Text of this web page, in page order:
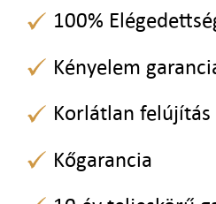
100%
Kényelem
Korlátlan
Kőgarancia